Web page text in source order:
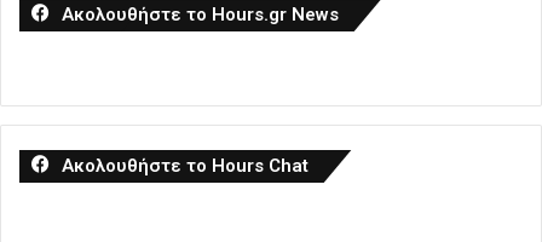
Ακολουθήστε το Hours.gr News
Ακολουθήστε το Hours Chat